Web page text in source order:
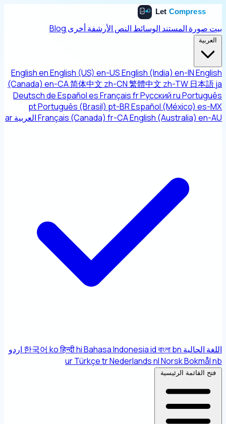
بيت صورة المستند الوسائط النص الأرشفةأخرى Blog
العربية
EnglishenEnglish (US) en-USEnglish (India) en-INEnglish
(Canada) en-CA简体中文 zh-CN繁體中文 zh-TW 日本語ja
DeutschdeEspañolesFrançaisfrРусскийruPortuguês
ptPortuguês (Brasil) pt-BREspañol (México) es-MX
Français (Canada) fr-CAEnglish (Australia) en-AU العربيةar
اللغة الحالية 한국어 koहिन्दीhiBahasa Indonesiaidবাংলাbn
اردو
urTürkçetrNederlandsnlNorsk Bokmålnb
فتح القائمة الرئيسية